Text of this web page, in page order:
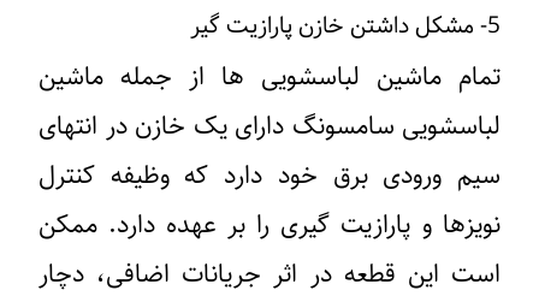
5- مشکل داشتن خازن پارازیت گیر
تمام ماشین لباسشویی ها از جمله ماشین
لباسشویی سامسونگ دارای یک خازن در انتهای
سیم ورودی برق خود دارد که وظیفه کنترل
نویزها و پارازیت گیری را بر عهده دارد. ممکن
است این قطعه در اثر جریانات اضافی، دچار